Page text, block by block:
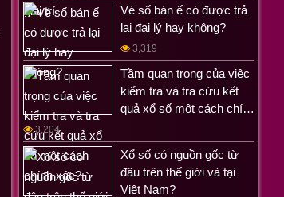
Vé số bán ế có được trả
lại đại lý hay không?
3,319
Tầm quan trọng của việc
kiểm tra và tra cứu kết
quả xổ số một cách chí…
3,204
Xổ số có nguồn gốc từ
đâu trên thế giới và tại
Việt Nam?